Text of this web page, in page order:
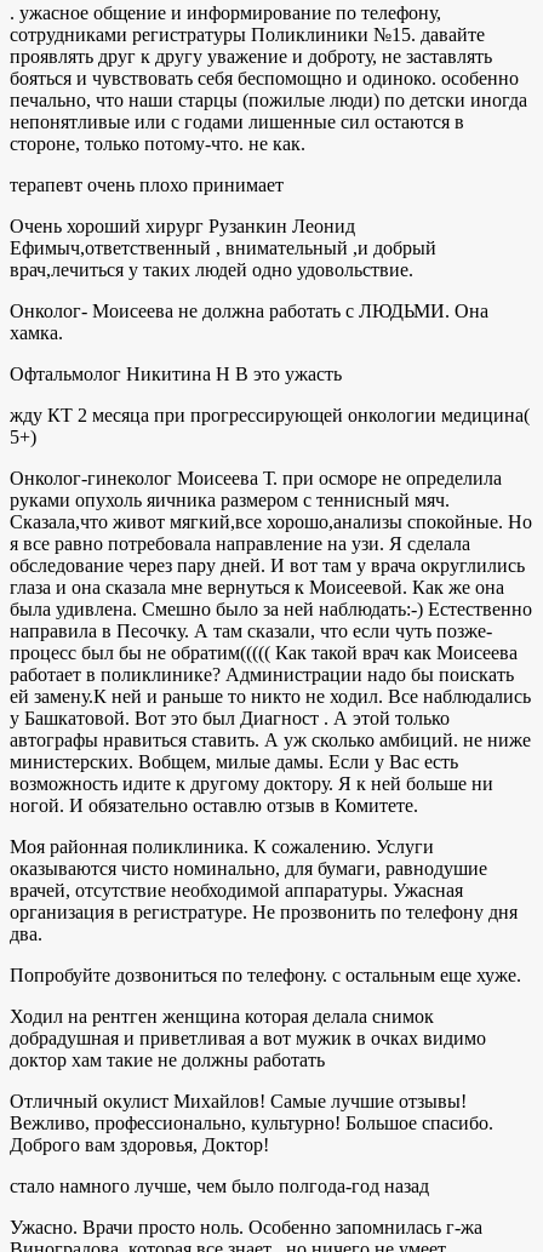
. ужасное общение и информирование по телефону,
сотрудниками регистратуры Поликлиники №15. давайте
проявлять друг к другу уважение и доброту, не заставлять
бояться и чувствовать себя беспомощно и одиноко. особенно
печально, что наши старцы (пожилые люди) по детски иногда
непонятливые или с годами лишенные сил остаются в
стороне, только потому-что. не как.
терапевт очень плохо принимает
Очень хороший хирург Рузанкин Леонид
Ефимыч,ответственный , внимательный ,и добрый
врач,лечиться у таких людей одно удовольствие.
Онколог- Моисеева не должна работать с ЛЮДЬМИ. Она
хамка.
Офтальмолог Никитина Н В это ужасть
жду КТ 2 месяца при прогрессирующей онкологии медицина(
5+)
Онколог-гинеколог Моисеева Т. при осморе не определила
руками опухоль яичника размером с теннисный мяч.
Сказала,что живот мягкий,все хорошо,анализы спокойные. Но
я все равно потребовала направление на узи. Я сделала
обследование через пару дней. И вот там у врача округлились
глаза и она сказала мне вернуться к Моисеевой. Как же она
была удивлена. Смешно было за ней наблюдать:-) Естественно
направила в Песочку. А там сказали, что если чуть позже-
процесс был бы не обратим((((( Как такой врач как Моисеева
работает в поликлинике? Администрации надо бы поискать
ей замену.К ней и раньше то никто не ходил. Все наблюдались
у Башкатовой. Вот это был Диагност . А этой только
автографы нравиться ставить. А уж сколько амбиций. не ниже
министерских. Вобщем, милые дамы. Если у Вас есть
возможность идите к другому доктору. Я к ней больше ни
ногой. И обязательно оставлю отзыв в Комитете.
Моя районная поликлиника. К сожалению. Услуги
оказываются чисто номинально, для бумаги, равнодушие
врачей, отсутствие необходимой аппаратуры. Ужасная
организация в регистратуре. Не прозвонить по телефону дня
два.
Попробуйте дозвониться по телефону. с остальным еще хуже.
Ходил на рентген женщина которая делала снимок
добрадушная и приветливая а вот мужик в очках видимо
доктор хам такие не должны работать
Отличный окулист Михайлов! Самые лучшие отзывы!
Вежливо, профессионально, культурно! Большое спасибо.
Доброго вам здоровья, Доктор!
стало намного лучше, чем было полгода-год назад
Ужасно. Врачи просто ноль. Особенно запомнилась г-жа